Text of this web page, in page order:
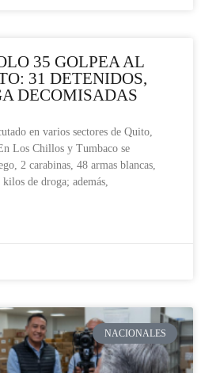
35 GOLPEA AL
31 DETENIDOS,
DECOMISADAS
en varios sectores de Quito,
Los Chillos y Tumbaco se
2 carabinas, 48 armas blancas,
de droga; además,
NACIONALES